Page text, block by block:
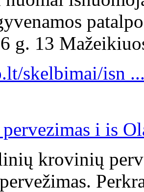
g. 13
skelbimai/isn
i is
krovinių